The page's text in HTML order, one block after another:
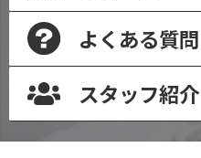
よくある質問
スタッフ紹介